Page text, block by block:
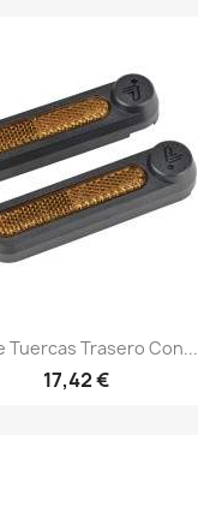
Tuercas Trasero Con...
17,42 €